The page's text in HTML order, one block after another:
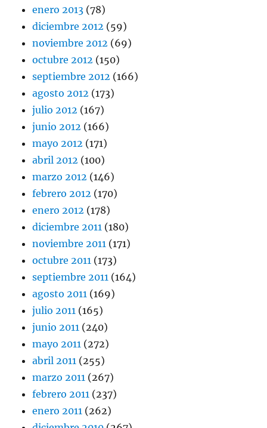
enero 2013 (78)
diciembre 2012 (59)
noviembre 2012 (69)
octubre 2012 (150)
septiembre 2012 (166)
agosto 2012 (173)
julio 2012 (167)
junio 2012 (166)
mayo 2012 (171)
abril 2012 (100)
marzo 2012 (146)
febrero 2012 (170)
enero 2012 (178)
diciembre 2011 (180)
noviembre 2011 (171)
octubre 2011 (173)
septiembre 2011 (164)
agosto 2011 (169)
julio 2011 (165)
junio 2011 (240)
mayo 2011 (272)
abril 2011 (255)
marzo 2011 (267)
febrero 2011 (237)
enero 2011 (262)